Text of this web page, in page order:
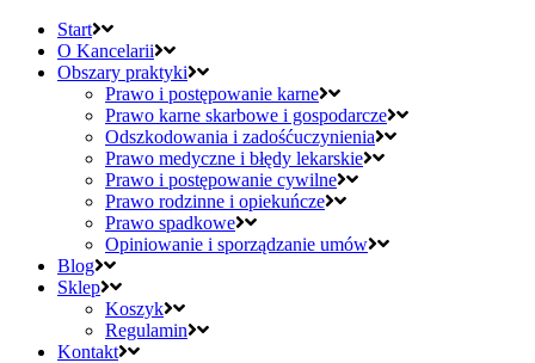
Start
O Kancelarii
Obszary praktyki
Prawo i postępowanie karne
Prawo karne skarbowe i gospodarcze
Odszkodowania i zadośćuczynienia
Prawo medyczne i błędy lekarskie
Prawo i postępowanie cywilne
Prawo rodzinne i opiekuńcze
Prawo spadkowe
Opiniowanie i sporządzanie umów
Blog
Sklep
Koszyk
Regulamin
Kontakt